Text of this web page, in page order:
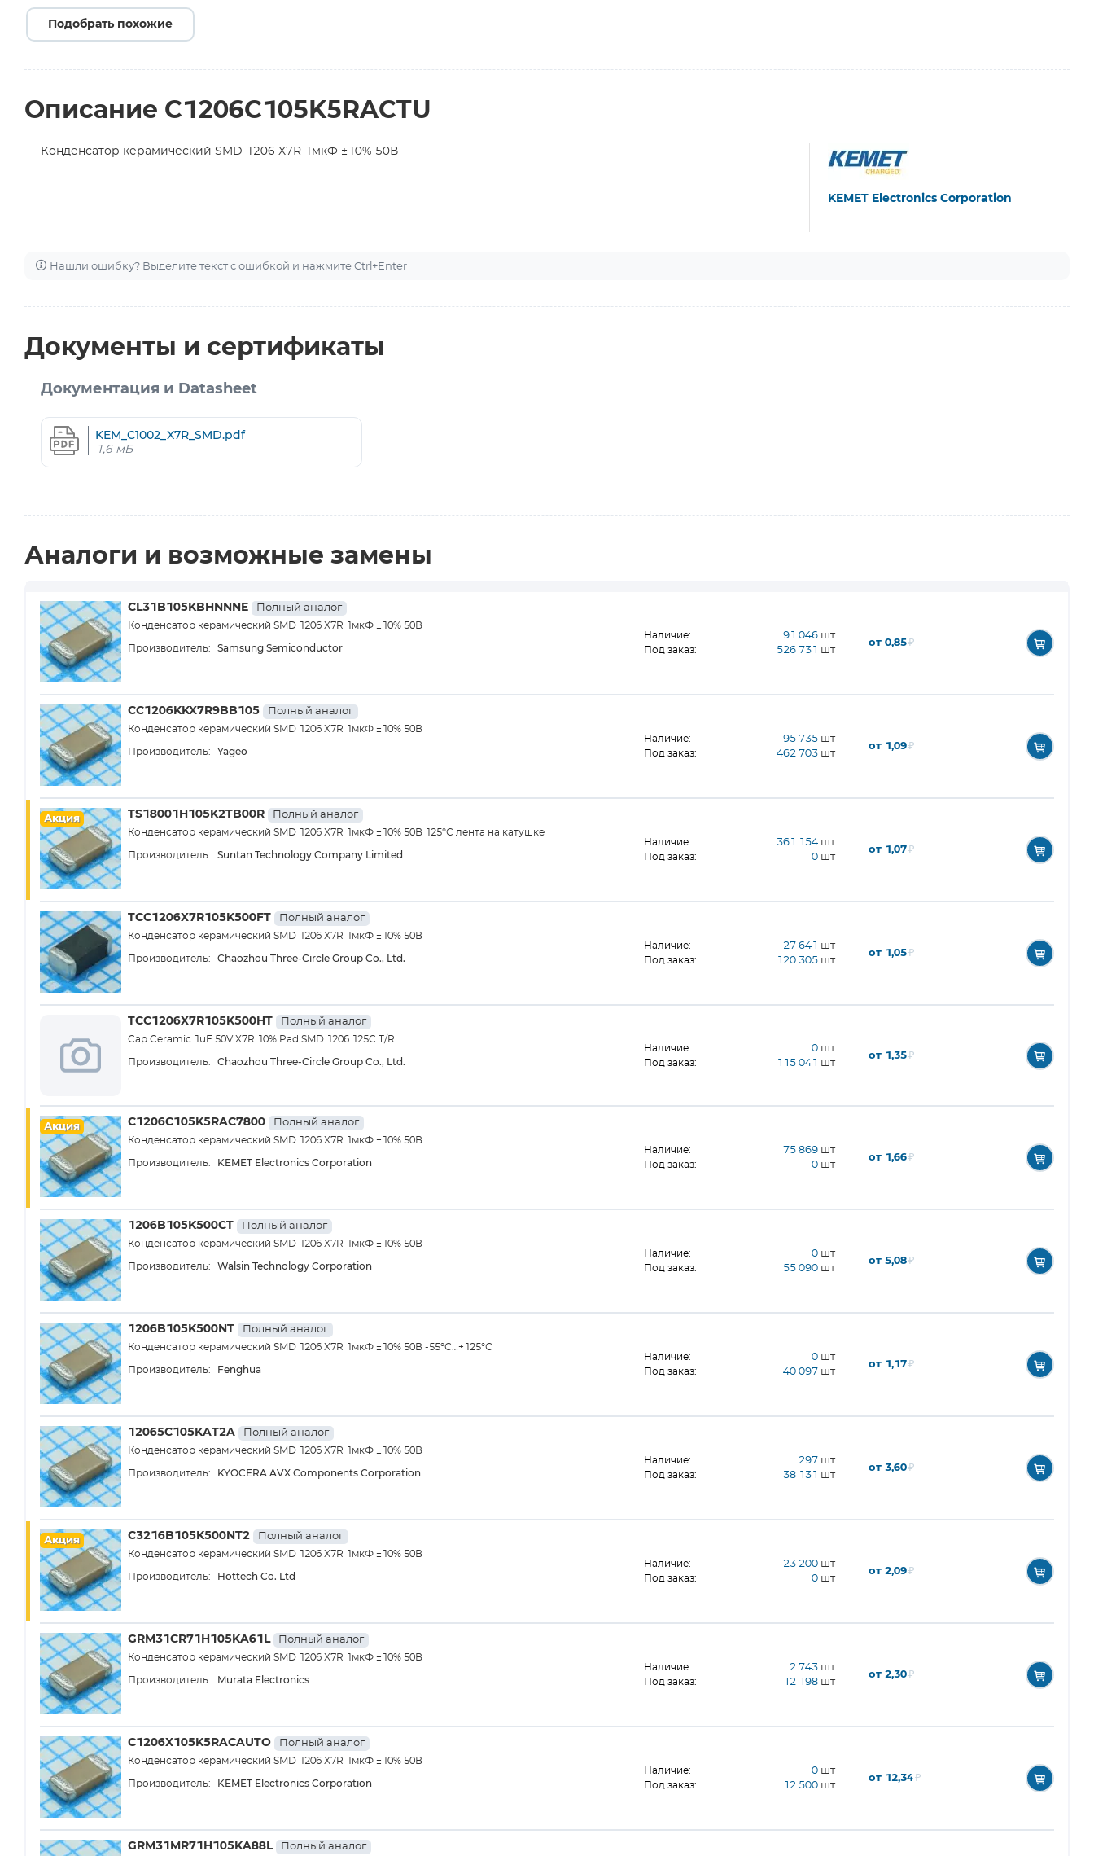
Подобрать похожие
Описание C1206C105K5RACTU
Конденсатор керамический SMD 1206 X7R 1мкФ ±10% 50В
KEMET Electronics Corporation
Нашли ошибку? Выделите текст с ошибкой и нажмите Ctrl+Enter
Документы и сертификаты
Документация и Datasheet
KEM_C1002_X7R_SMD.pdf
1,6 мБ
Аналоги и возможные замены
CL31B105KBHNNNE Полный аналог
Конденсатор керамический SMD 1206 X7R 1мкФ ±10% 50В
Производитель: Samsung Semiconductor
Наличие: 91 046 шт
Под заказ: 526 731 шт
от 0,85₽
CC1206KKX7R9BB105 Полный аналог
Конденсатор керамический SMD 1206 X7R 1мкФ ±10% 50В
Производитель: Yageo
Наличие: 95 735 шт
Под заказ: 462 703 шт
от 1,09₽
Акция TS18001H105K2TB00R Полный аналог
Конденсатор керамический SMD 1206 X7R 1мкФ ±10% 50В 125°С лента на катушке
Производитель: Suntan Technology Company Limited
Наличие: 361 154 шт
Под заказ: 0 шт
от 1,07₽
TCC1206X7R105K500FT Полный аналог
Конденсатор керамический SMD 1206 X7R 1мкФ ±10% 50В
Производитель: Chaozhou Three-Circle Group Co., Ltd.
Наличие: 27 641 шт
Под заказ: 120 305 шт
от 1,05₽
TCC1206X7R105K500HT Полный аналог
Cap Ceramic 1uF 50V X7R 10% Pad SMD 1206 125C T/R
Производитель: Chaozhou Three-Circle Group Co., Ltd.
Наличие: 0 шт
Под заказ: 115 041 шт
от 1,35₽
Акция C1206C105K5RAC7800 Полный аналог
Конденсатор керамический SMD 1206 X7R 1мкФ ±10% 50В
Производитель: KEMET Electronics Corporation
Наличие: 75 869 шт
Под заказ: 0 шт
от 1,66₽
1206B105K500CT Полный аналог
Конденсатор керамический SMD 1206 X7R 1мкФ ±10% 50В
Производитель: Walsin Technology Corporation
Наличие: 0 шт
Под заказ: 55 090 шт
от 5,08₽
1206B105K500NT Полный аналог
Конденсатор керамический SMD 1206 X7R 1мкФ ±10% 50В -55°С…+125°С
Производитель: Fenghua
Наличие: 0 шт
Под заказ: 40 097 шт
от 1,17₽
12065C105KAT2A Полный аналог
Конденсатор керамический SMD 1206 X7R 1мкФ ±10% 50В
Производитель: KYOCERA AVX Components Corporation
Наличие: 297 шт
Под заказ: 38 131 шт
от 3,60₽
Акция C3216B105K500NT2 Полный аналог
Конденсатор керамический SMD 1206 X7R 1мкФ ±10% 50В
Производитель: Hottech Co. Ltd
Наличие: 23 200 шт
Под заказ: 0 шт
от 2,09₽
GRM31CR71H105KA61L Полный аналог
Конденсатор керамический SMD 1206 X7R 1мкФ ±10% 50В
Производитель: Murata Electronics
Наличие: 2 743 шт
Под заказ: 12 198 шт
от 2,30₽
C1206X105K5RACAUTO Полный аналог
Конденсатор керамический SMD 1206 X7R 1мкФ ±10% 50В
Производитель: KEMET Electronics Corporation
Наличие: 0 шт
Под заказ: 12 500 шт
от 12,34₽
GRM31MR71H105KA88L Полный аналог